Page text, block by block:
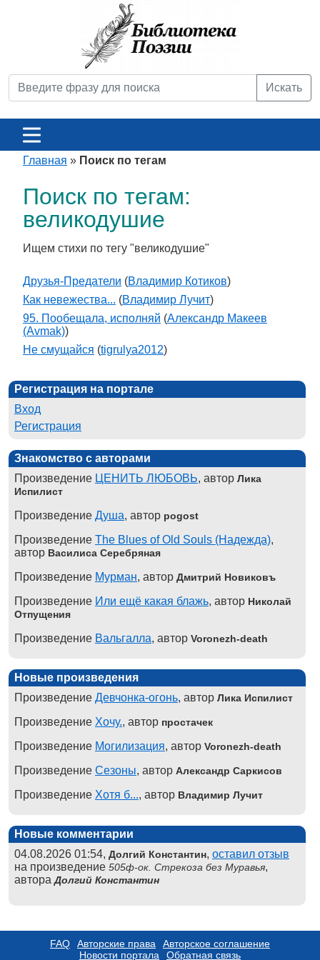
Искать
Главная » Поиск по тегам
Поиск по тегам:
великодушие
Ищем стихи по тегу "великодушие"
Друзья-Предатели (Владимир Котиков)
Как невежества... (Владимир Лучит)
95. Пообещала, исполняй (Александр Макеев
(Avmak))
Не смущайся (tigrulya2012)
Регистрация на портале
Вход
Регистрация
Знакомство с авторами
Произведение ЦЕНИТЬ ЛЮБОВЬ, автор Лика
Испилист
Произведение Душа, автор pogost
Произведение The Blues of Old Souls (Надежда),
автор Василиса Серебряная
Произведение Мурман, автор Дмитрий Новиковъ
Произведение Или ещё какая блажь, автор Николай
Отпущения
Произведение Вальгалла, автор Voronezh-death
Новые произведения
Произведение Девчонка-огонь, автор Лика Испилист
Произведение Хочу., автор простачек
Произведение Могилизация, автор Voronezh-death
Произведение Сезоны, автор Александр Саркисов
Произведение Хотя б..., автор Владимир Лучит
Новые комментарии
04.08.2026 01:54, Долгий Константин, оставил отзыв
на произведение 505ф-ок. Стрекоза без Муравья,
автораДолгий Константин
FAQ Авторские права
Авторское соглашение
Новости портала
Обратная связь